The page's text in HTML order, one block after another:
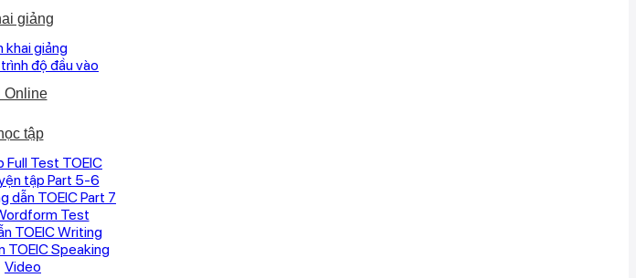
giảng
khai giảng
độ đầu vào
Online
tập
Full Test TOEIC
tập Part 5-6
dẫn TOEIC Part 7
Test
TOEIC Writing
TOEIC Speaking
Video